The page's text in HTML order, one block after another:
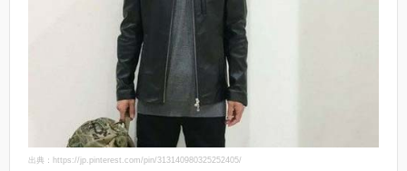
出典：https://jp.pinterest.com/pin/313140980325252405/